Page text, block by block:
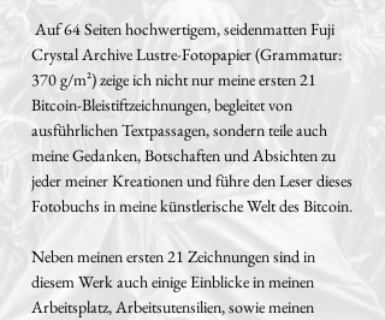
Auf 64 Seiten hochwertigem, seidenmatten Fuji
Crystal Archive Lustre-Fotopapier (Grammatur:
370 g/m²) zeige ich nicht nur meine ersten 21
Bitcoin-Bleistiftzeichnungen, begleitet von
ausführlichen Textpassagen, sondern teile auch
meine Gedanken, Botschaften und Absichten zu
jeder meiner Kreationen und führe den Leser dieses
Fotobuchs in meine künstlerische Welt des Bitcoin.
Neben meinen ersten 21 Zeichnungen sind in
diesem Werk auch einige Einblicke in meinen
Arbeitsplatz, Arbeitsutensilien, sowie meinen